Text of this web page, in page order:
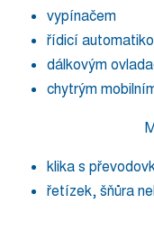
vypínačem
řídicí
dálkovým
chytrým
klika s
řetízek, šňůra